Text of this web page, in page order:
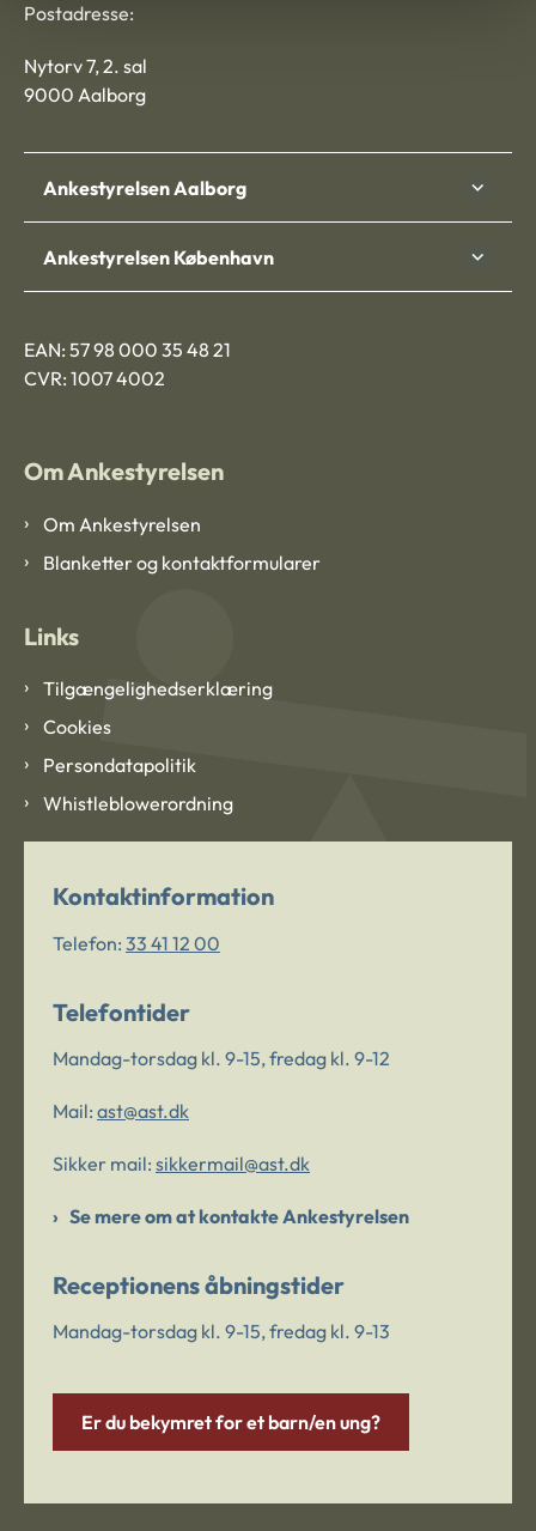
Postadresse:
Nytorv 7, 2. sal
9000 Aalborg
Ankestyrelsen Aalborg
Ankestyrelsen København
EAN: 57 98 000 35 48 21
CVR: 1007 4002
Om Ankestyrelsen
Om Ankestyrelsen
Blanketter og kontaktformularer
Links
Tilgængelighedserklæring
Cookies
Persondatapolitik
Whistleblowerordning
Kontaktinformation
Telefon: 33 41 12 00
Telefontider
Mandag-torsdag kl. 9-15, fredag kl. 9-12
Mail: ast@ast.dk
Sikker mail: sikkermail@ast.dk
Se mere om at kontakte Ankestyrelsen
Receptionens åbningstider
Mandag-torsdag kl. 9-15, fredag kl. 9-13
Er du bekymret for et barn/en ung?